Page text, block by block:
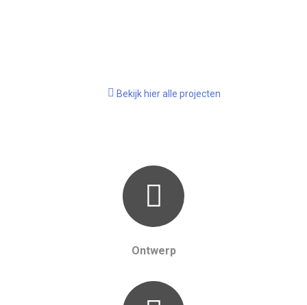
Bekijk hier alle projecten
Ontwerp